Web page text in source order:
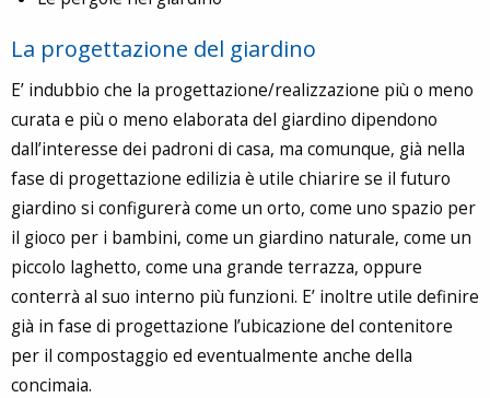
La progettazione del giardino
E’ indubbio che la progettazione/realizzazione più o meno
curata e più o meno elaborata del giardino dipendono
dall’interesse dei padroni di casa, ma comunque, già nella
fase di progettazione edilizia è utile chiarire se il futuro
giardino si configurerà come un orto, come uno spazio per
il gioco per i bambini, come un giardino naturale, come un
piccolo laghetto, come una grande terrazza, oppure
conterrà al suo interno più funzioni. E’ inoltre utile definire
già in fase di progettazione l’ubicazione del contenitore
per il compostaggio ed eventualmente anche della
concimaia.